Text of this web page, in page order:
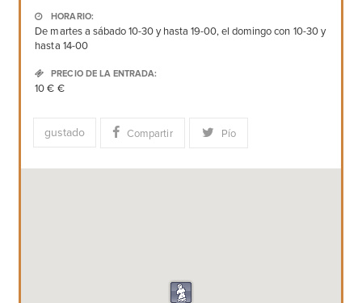
HORARIO:
De martes a sábado 10-30 y hasta 19-00, el domingo con 10-30 y
hasta 14-00
PRECIO DE LA ENTRADA:
10 € €
gustado Compartir Pío